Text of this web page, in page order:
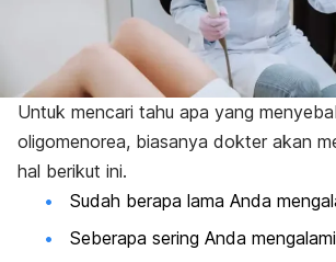
Untuk mencari tahu apa yang
oligomenorea, biasanya dokter akan
hal berikut ini.
Sudah berapa lama Anda
Seberapa sering Anda